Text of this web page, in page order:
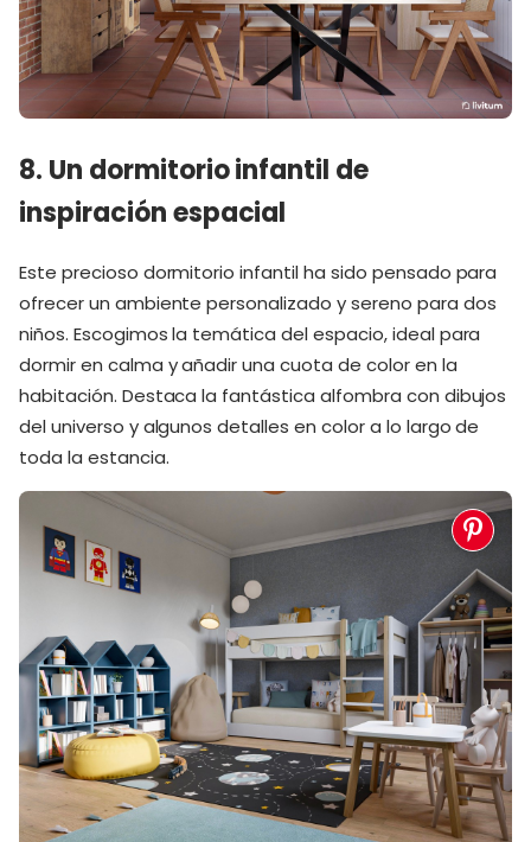
8. Un dormitorio infantil de
inspiración espacial
Este precioso dormitorio infantil ha sido pensado para
ofrecer un ambiente personalizado y sereno para dos
niños. Escogimos la temática del espacio, ideal para
dormir en calma y añadir una cuota de color en la
habitación. Destaca la fantástica alfombra con dibujos
del universo y algunos detalles en color a lo largo de
toda la estancia.